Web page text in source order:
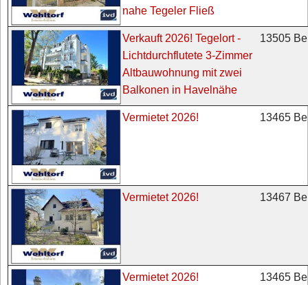
nahe Tegeler Fließ
Verkauft 2026! Tegelort -
Lichtdurchflutete 3-Zimmer
Altbauwohnung mit zwei
Balkonen in Havelnähe
13505
Vermietet 2026! 13465
Vermietet 2026! 13467
Vermietet 2026! 13465